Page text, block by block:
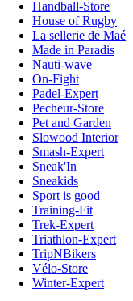
Handball-Store
House of Rugby
La sellerie de Maé
Made in Paradis
Nauti-wave
On-Fight
Padel-Expert
Pecheur-Store
Pet and Garden
Slowood Interior
Smash-Expert
Sneak'In
Sneakids
Sport is good
Training-Fit
Trek-Expert
Triathlon-Expert
TripNBikers
Vélo-Store
Winter-Expert